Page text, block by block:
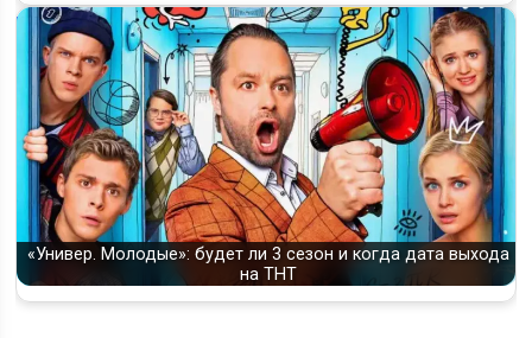
«Универ. Молодые»: будет ли 3 сезон и когда дата выхода
на ТНТ